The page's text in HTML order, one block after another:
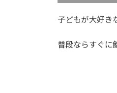
子どもが大好き
普段ならすぐに